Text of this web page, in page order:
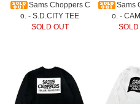
Sams Choppers C
o. - S.D.CITY TEE
SOLD OUT
Sams
o. -